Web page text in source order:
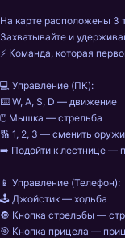
На карте расположены 3
Захватывайте и
⚡ Команда, которая
💻 Управление (ПК):
⌨️ W, A, S, D — движение
🖱️ Мышка — стрельба
🔢 1, 2, 3 — сменить
➡️ Подойти к лестнице —
📱 Управление (Телефон):
🕹️ Джойстик — ходьба
🔘 Кнопка стрельбы —
🎯 Кнопка прицела —